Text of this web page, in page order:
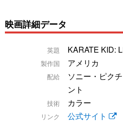
映画詳細データ
英題 KARATE KID:
製作国 アメリカ
配給
ソニー・ピク
ント
技術 カラー
リンク 公式サイト